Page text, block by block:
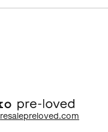
resalepreloved.com